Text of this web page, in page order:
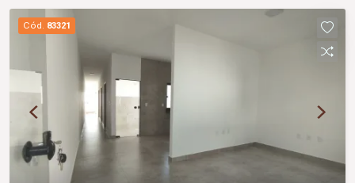
de venda: R$ 370.000,00.
Cód. 83321